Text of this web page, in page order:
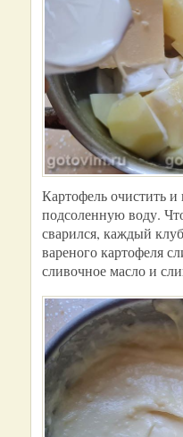
Картофель очистить
подсоленную воду.
сварился, каждый
вареного картофеля
сливочное масло и